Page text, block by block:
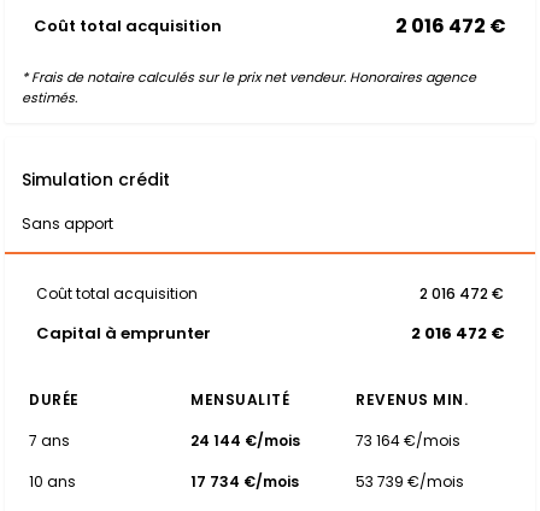
Coût total acquisition 2 016 472 €
* Frais de notaire calculés sur le prix net vendeur. Honoraires agence
estimés.
Simulation crédit
Sans apport
Coût total acquisition 2 016 472 €
Capital à emprunter 2 016 472 €
DURÉE MENSUALITÉ
REVENUS MIN.
7 ans
24 144 €/mois
73 164 €/mois
10 ans
17 734 €/mois
53 739 €/mois